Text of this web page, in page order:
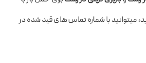
میتوانید با شماره تماس های قید شده در